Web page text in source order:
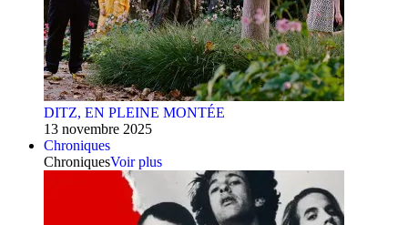
DITZ, EN PLEINE MONTÉE
13 novembre 2025
Chroniques
ChroniquesVoir plus